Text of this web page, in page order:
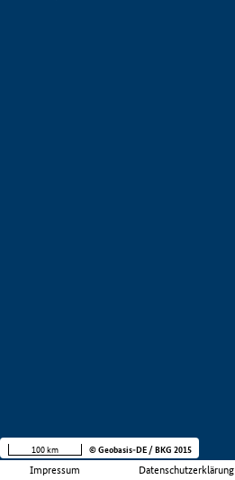
Impressum Datenschutzerklärung
100 km © Geobasis-DE / BKG 2015